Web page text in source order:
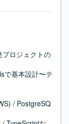
ロジェクトの
で基本設計〜テ
/ PostgreSQ